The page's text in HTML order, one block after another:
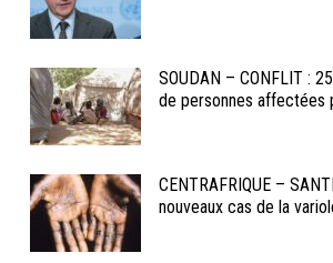
SOUDAN – CONFLIT :
de personnes affectées
CENTRAFRIQUE –
nouveaux cas de la